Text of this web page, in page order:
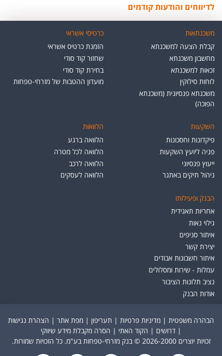
לדיווחים והודעות קודמים
משכנתאות
קבלת הצעה למשכנתא
מחשבון משכנתא
זכאות למשכנתא
לוחות סילוקין
משכנתא פנסיונית (משכנתא
הפוכה)
כרטיסי אשראי
הזמנת כרטיס אשראי
שחזור קוד סודי
בחירת קוד סודי
מועדון ההטבות של מזרחי-טפחות
השקעות
פיקדונות וחסכונות
פניה ליועץ השקעות
ייעוץ פנסיוני
ניהול תיקים באתגר
הלוואות
הלוואה ברגע
הלוואה לכל מטרה
הלוואה לרכב
הלוואה לעסקים
הבנק ופעילותו
אחריות תאגידית
גילוי נאות
איתור סניפים
יצירת קשר
איתור חשבונות אבודים
עמלות - שירות ומסלולים
נציב תלונות הציבור
אודות הבנק
הבהרה משפטית | מדיניות פרטיות | תעריפון | מפת אתר | הצהרת נגישות
| דרושים | הקוד האתי | הסרה מקבלת מידע שיווקי
זכויות יוצרים 2026-2000 © בנק מזרחי-טפחות בע"מ. כל הזכויות שמורות.